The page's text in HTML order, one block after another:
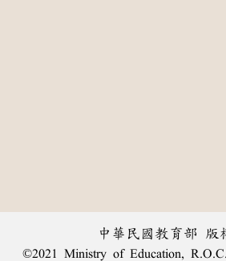
中華民國教育部 版
©2021 Ministry of Education,